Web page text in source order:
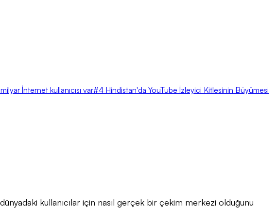
İnternet kullanıcısı var#4 Hindistan'da YouTube İzleyici Kitlesinin Büyümesi
kullanıcılar için nasıl gerçek bir çekim merkezi olduğunu